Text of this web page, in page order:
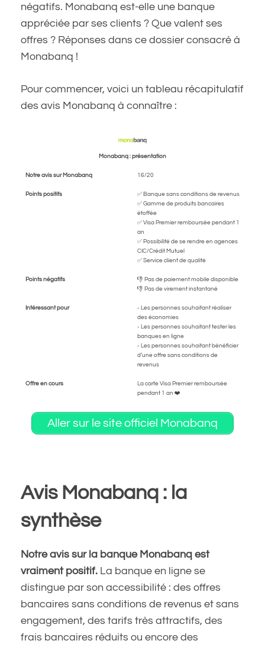
négatifs. Monabanq est-elle une banque
appréciée par ses clients ? Que valent ses
offres ? Réponses dans ce dossier consacré à
Monabanq !
Pour commencer, voici un tableau récapitulatif
des avis Monabanq à connaître :
Monabanq : présentation
Notre avis sur Monabanq 16/20
Points positifs
✅ Banque sans conditions de revenus
✅ Gamme de produits bancaires
étoffée
✅ Visa Premier remboursée pendant 1
an
✅ Possibilité de se rendre en agences
CIC/Crédit Mutuel
✅ Service client de qualité
Points négatifs
👎 Pas de paiement mobile disponible
👎 Pas de virement instantané
Intéressant pour
- Les personnes souhaitant réaliser
des économies
- Les personnes souhaitant tester les
banques en ligne
- Les personnes souhaitant bénéficier
d’une offre sans conditions de
revenus
Offre en cours
La carte Visa Premier remboursée
pendant 1 an ❤️
Aller sur le site officiel Monabanq
Avis Monabanq : la
synthèse
Notre avis sur la banque Monabanq est
vraiment positif. La banque en ligne se
distingue par son accessibilité : des offres
bancaires sans conditions de revenus et sans
engagement, des tarifs très attractifs, des
frais bancaires réduits ou encore des